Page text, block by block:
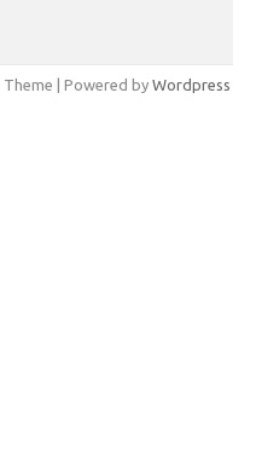
Theme | Powered by Wordpress